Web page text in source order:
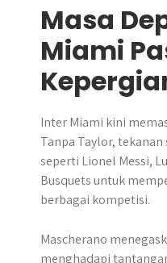
Masa
Miami
Inter Miami kini
Tanpa Taylor,
seperti Lionel Messi,
Busquets untuk
berbagai kompetisi.
Mascherano
menghadapi